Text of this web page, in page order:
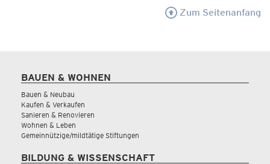
Zum Seitenanfang
BAUEN & WOHNEN
Bauen & Neubau
Kaufen & Verkaufen
Sanieren & Renovieren
Wohnen & Leben
Gemeinnützige/mildtätige Stiftungen
BILDUNG & WISSENSCHAFT